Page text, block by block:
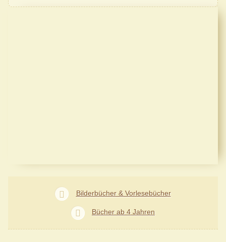
Bilderbücher & Vorlesebücher
Bücher ab 4 Jahren